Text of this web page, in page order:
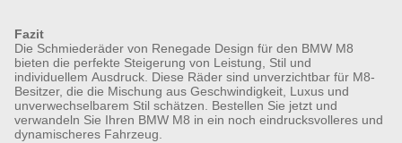
Fazit
Die Schmiederäder von Renegade Design für den BMW M8
bieten die perfekte Steigerung von Leistung, Stil und
individuellem Ausdruck. Diese Räder sind unverzichtbar für M8-
Besitzer, die die Mischung aus Geschwindigkeit, Luxus und
unverwechselbarem Stil schätzen. Bestellen Sie jetzt und
verwandeln Sie Ihren BMW M8 in ein noch eindrucksvolleres und
dynamischeres Fahrzeug.